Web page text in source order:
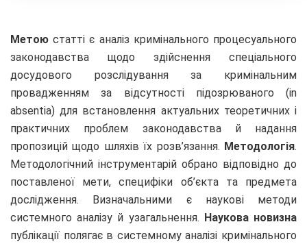
Метоюстатті є аналіз кримінального процесуального
законодавства щодо здійснення спеціального
досудового розслідування за кримінальним
провадженням за відсутності підозрюваного (in
absentia) для встановлення актуальних теоретичних і
практичних проблем законодавства й надання
пропозицій щодо шляхів їх розв’язання. Методологія.
Методологічний інструментарій обрано відповідно до
поставленої мети, специфіки об’єкта та предмета
дослідження. Визначальними є наукові методи
системного аналізу й узагальнення. Наукова новизна
публікації полягає в системному аналізі кримінального